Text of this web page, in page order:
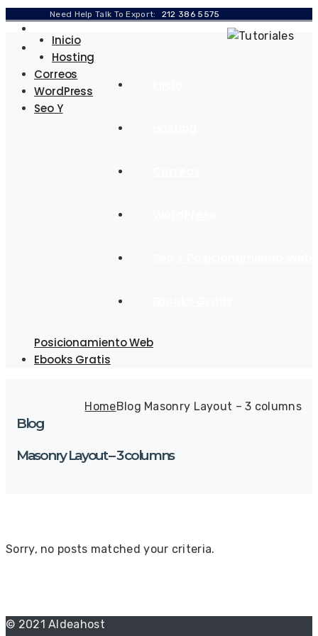
Need Help Talk To Export: 212 386 5575
Inicio
Hosting
Correos
WordPress
Seo Y
Posicionamiento Web
Ebooks Gratis
HomeBlog Masonry Layout – 3 columns
Blog
Masonry Layout – 3 columns
Sorry, no posts matched your criteria.
© 2021 Aldeahost